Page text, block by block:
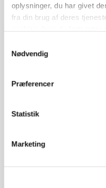
oplysninger, du har givet
fra din brug af deres
Nødvendig
Præferencer
Statistik
Marketing
Medarbejdere til
Grise
9681, Ranum
Kalvepasser til
6392, Bolderslev